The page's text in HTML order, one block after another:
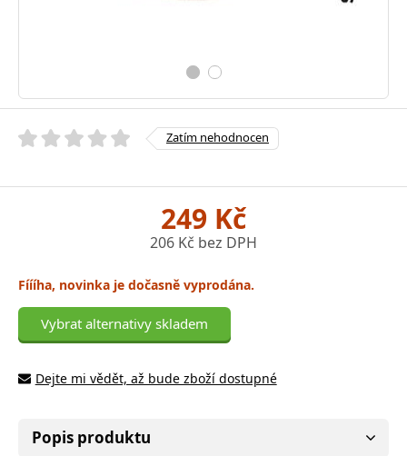
Zatím nehodnocen
249 Kč
206 Kč bez DPH
Fíííha, novinka je dočasně vyprodána.
Vybrat alternativy skladem
Dejte mi vědět, až bude zboží dostupné
Popis produktu